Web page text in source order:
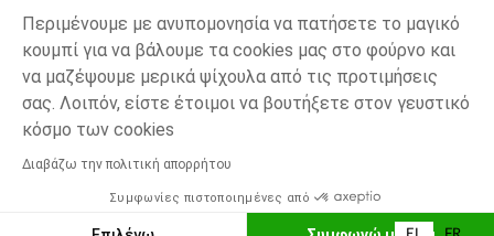
Περιμένουμε με ανυπομονησία να πατήσετε το μαγικό
κουμπί για να βάλουμε τα cookies μας στο φούρνο και
να μαζέψουμε μερικά ψίχουλα από τις προτιμήσεις
σας. Λοιπόν, είστε έτοιμοι να βουτήξετε στον γευστικό
κόσμο των cookies
Διαβάζω την πολιτική απορρήτου
Συμφωνίες πιστοποιημένες από
Εκρού
Δυνατότητα πληρωμής με
ΕΠΙΛΟΓΗ ΜΕΓΕΘΟΥΣ
*Εμπορικες προσφορες
Προσωπικά δεδομένα
Διαχείρηση των cookies
Προσβασιμότητα: μη συμμορφούμενη
H Orchestra συμμετέχει στον κωδικά δεοντολογίας και στο σύστημα
μεσολάβησης της Γαλλικής Ομοσπονδίας Ηλεκτρονικού Εμπορίου.